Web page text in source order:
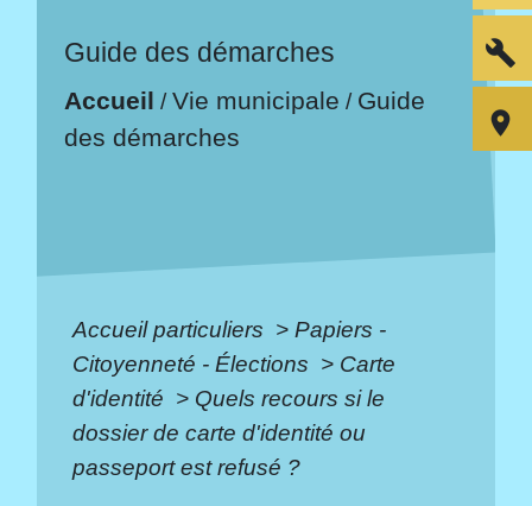
Guide des démarches
Accueil /Vie municipale / Guide
des démarches
Accueil particuliers > Papiers -
Citoyenneté - Élections > Carte
d'identité > Quels recours si le
dossier de carte d'identité ou
passeport est refusé ?
build
room